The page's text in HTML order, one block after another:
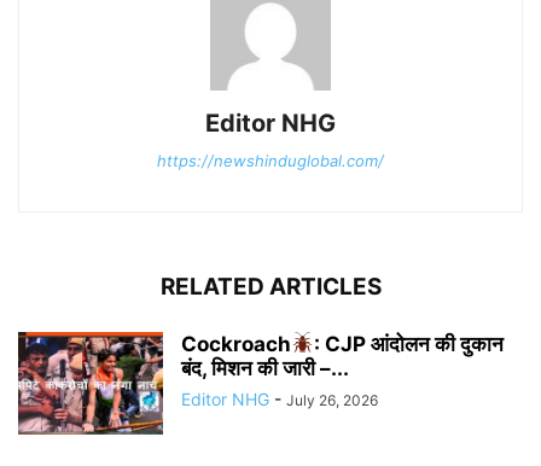
Editor NHG
https://newshinduglobal.com/
RELATED ARTICLES
Cockroach
: CJP आंदोलन की दुकान
बंद, मिशन की जारी –...
Editor NHG - July 26, 2026